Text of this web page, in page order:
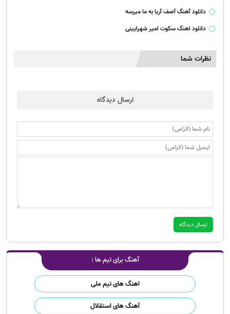
آهنگ برای تیم ها :
اهنگ های تیم ملی
آهنگ های استقلال
دانلود آهنگ آصف آریا به ما میرسه
دانلود اهنگ سکوت امیر شهرایینی
نظرات شما
ارسال دیدگاه